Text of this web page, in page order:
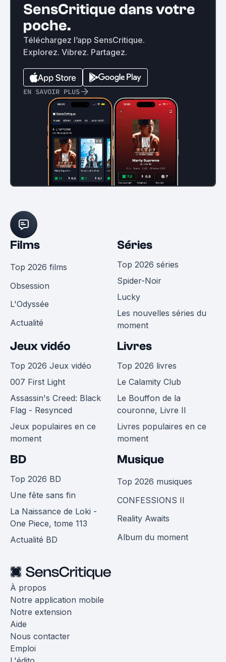
SensCritique dans votre
poche.
Téléchargez l’app SensCritique.
Explorez. Vibrez. Partagez.
EN SAVOIR PLUS
Films
Top 2026 films
Obsession
L'Odyssée
Actualité
Séries
Top 2026 séries
Spider-Noir
Lucky
Les nouvelles séries du
moment
Jeux vidéo
Top 2026 Jeux vidéo
007 First Light
Assassin's Creed: Black
Flag - Resynced
Jeux populaires en ce
moment
Livres
Top 2026 livres
Le Calamity Club
Le Bouffon de la
couronne, Livre II
Livres populaires en ce
moment
BD
Top 2026 BD
Une fête sans fin
La Naissance de Loki -
One Piece, tome 113
Actualité BD
Musique
Top 2026 musiques
CONFESSIONS II
Reality Awaits
Album du moment
À propos
Notre application mobile
Notre extension
Aide
Nous contacter
Emploi